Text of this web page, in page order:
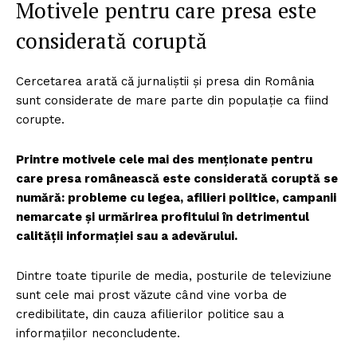
Motivele pentru care presa este
considerată coruptă
Cercetarea arată că jurnaliștii și presa din România
sunt considerate de mare parte din populație ca fiind
corupte.
Printre motivele cele mai des menționate pentru
care presa românească este considerată coruptă se
numără: probleme cu legea, afilieri politice, campanii
nemarcate și urmărirea profitului în detrimentul
calității informației sau a adevărului.
Dintre toate tipurile de media, posturile de televiziune
sunt cele mai prost văzute când vine vorba de
credibilitate, din cauza afilierilor politice sau a
informațiilor neconcludente.